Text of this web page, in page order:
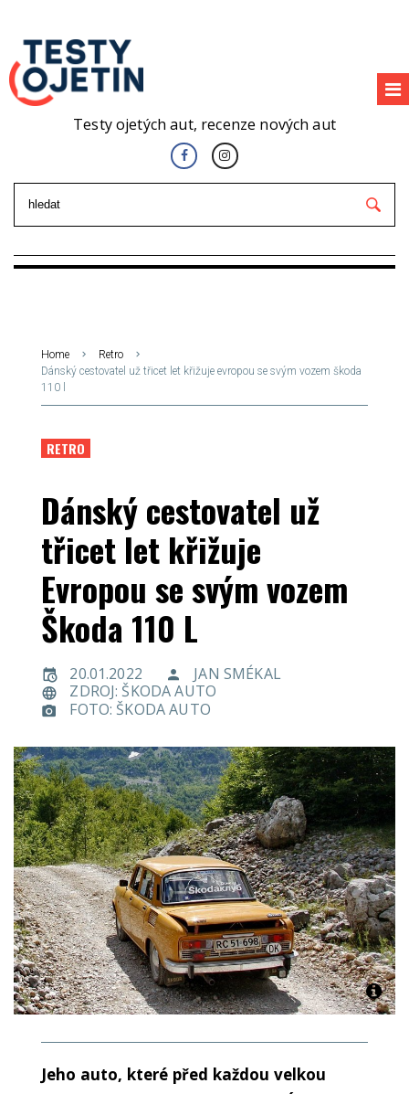
Testy ojetých aut, recenze nových aut
Home
Retro
Dánský cestovatel už třicet let křižuje evropou se svým vozem škoda
110 l
RETRO
Dánský cestovatel už
třicet let křižuje
Evropou se svým vozem
Škoda 110 L
20.01.2022
JAN SMÉKAL
ZDROJ: ŠKODA AUTO
FOTO: ŠKODA AUTO
Jeho auto, které před každou velkou